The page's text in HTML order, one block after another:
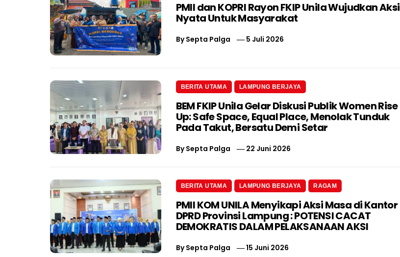
PMII dan KOPRI Rayon FKIP Unila Wujudkan Aksi
Nyata Untuk Masyarakat
BySepta Palga 5 Juli 2026
BERITA UTAMA LAMPUNG BERJAYA
BEM FKIP Unila Gelar Diskusi Publik Women Rise
Up: Safe Space, Equal Place, Menolak Tunduk
Pada Takut, Bersatu Demi Setar
BySepta Palga 22 Juni 2026
BERITA UTAMA LAMPUNG BERJAYA RAGAM
PMII KOM UNILA Menyikapi Aksi Masa di Kantor
DPRD Provinsi Lampung : POTENSI CACAT
DEMOKRATIS DALAM PELAKSANAAN AKSI
BySepta Palga 15 Juni 2026